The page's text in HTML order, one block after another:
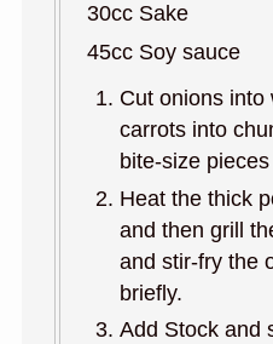
30cc Sake
45cc Soy sauce
Cut onions into
carrots into
bite-size
Heat the thick
and then grill
and stir-fry the
briefly.
Add Stock and